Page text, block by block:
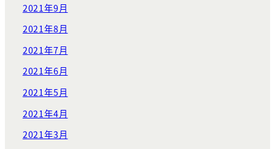
2021年9月
2021年8月
2021年7月
2021年6月
2021年5月
2021年4月
2021年3月